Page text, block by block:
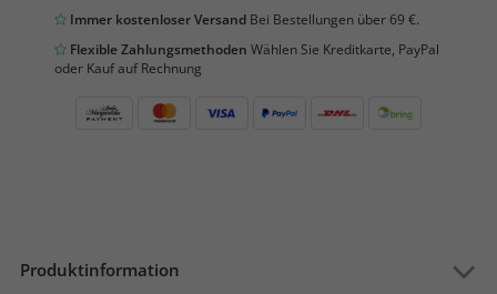
Immer kostenloser Versand Bei Bestellungen über 69 €.
Flexible Zahlungsmethoden Wählen Sie Kreditkarte, PayPal
oder Kauf auf Rechnung
Produktinformation